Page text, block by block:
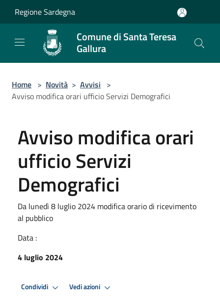
Regione Sardegna
Comune di Santa Teresa
Gallura
Home > Novità > Avvisi >
Avviso modifica orari ufficio Servizi Demografici
Avviso modifica orari
ufficio Servizi
Demografici
Da lunedì 8 luglio 2024 modifica orario di ricevimento
al pubblico
Data :
4 luglio 2024
Condividi Vedi azioni